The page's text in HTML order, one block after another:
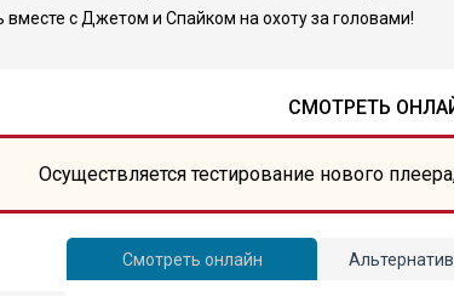
вместе с Джетом и Спайком на охоту за головами!
СМОТРЕТЬ
Осуществляется тестирование нового
Смотреть онлайн